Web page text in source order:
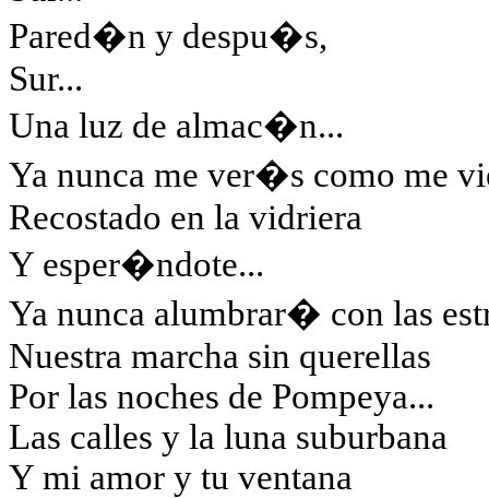
Pared�n y despu�s,
Sur...
Una luz de almac�n...
Ya nunca me ver�s como me
Recostado en la vidriera
Y esper�ndote...
Ya nunca alumbrar� con las
Nuestra marcha sin querellas
Por las noches de Pompeya...
Las calles y la luna suburbana
Y mi amor y tu ventana